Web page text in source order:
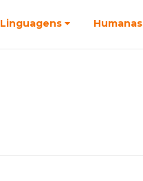
Linguagens Humanas